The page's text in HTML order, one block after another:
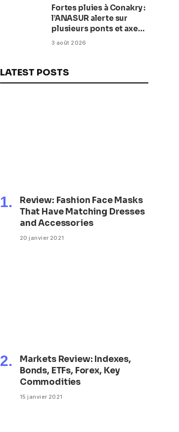
balnéaire
Fortes pluies à Conakry :
l’ANASUR alerte sur
plusieurs ponts et axes
routiers
3 août 2026
LATEST POSTS
Review: Fashion Face Masks
That Have Matching Dresses
and Accessories
20 janvier 2021
Markets Review: Indexes,
Bonds, ETFs, Forex, Key
Commodities
15 janvier 2021